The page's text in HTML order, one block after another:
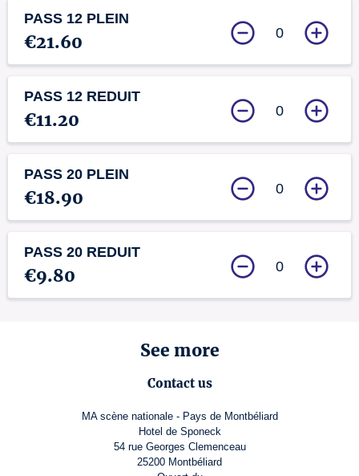
PASS 12 PLEIN
€21.60 0
PASS 12 REDUIT
€11.20 0
PASS 20 PLEIN
€18.90 0
PASS 20 REDUIT
€9.80 0
See more
Contact us
MA scène nationale - Pays de Montbéliard
Hotel de Sponeck
54 rue Georges Clemenceau
25200 Montbéliard